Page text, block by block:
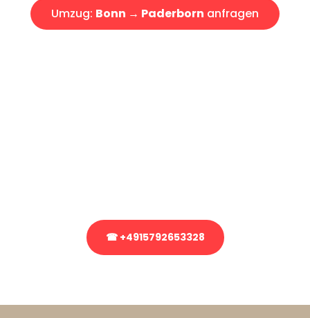
Umzug: Bonn → Paderborn anfragen
☎ +4915792653328